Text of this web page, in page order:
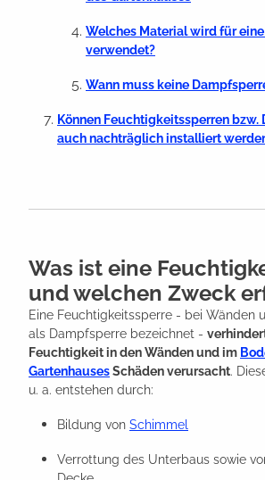
Welches Material wird für
verwendet?
Wann muss keine
Können Feuchtigkeitssperren bzw.
auch nachträglich installiert
Was ist eine
und welchen Zweck
Eine Feuchtigkeitssperre - bei Wänden
als Dampfsperre bezeichnet -
Feuchtigkeit in den Wänden und im
GartenhausesSchäden verursacht.
u. a. entstehen durch:
Bildung von Schimmel
Verrottung des Unterbaus sowie